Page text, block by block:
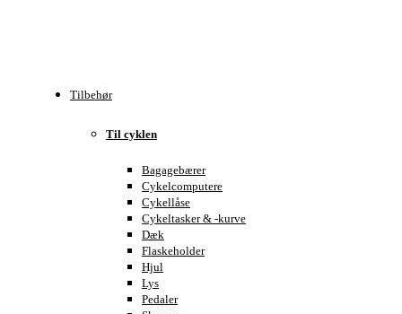
Tilbehør
Til cyklen
Bagagebærer
Cykelcomputere
Cykellåse
Cykeltasker & -kurve
Dæk
Flaskeholder
Hjul
Lys
Pedaler